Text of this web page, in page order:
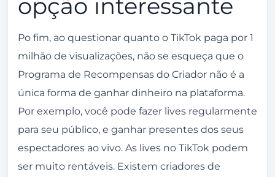
opção interessante
Po fim, ao questionar quanto o TikTok paga por 1
milhão de visualizações, não se esqueça que o
Programa de Recompensas do Criador não é a
única forma de ganhar dinheiro na plataforma.
Por exemplo, você pode fazer lives regularmente
para seu público, e ganhar presentes dos seus
espectadores ao vivo. As lives no TikTok podem
ser muito rentáveis. Existem criadores de